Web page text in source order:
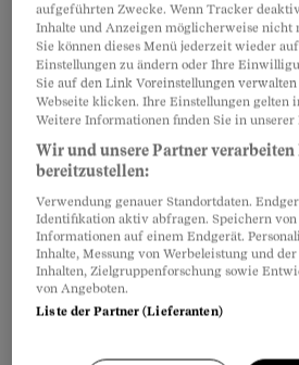
Es ist zu selbstverständlich,
den Einkaufskorb legen
werfen wir vieles davon weg,
Einkaufen nichts gedacht
Nahrungsmittel gehören aber
Abfall.
aufgeführten Zwecke. Wenn Tracker
Inhalte und Anzeigen möglicherweise nicht
Sie können dieses Menü jederzeit wieder
Einstellungen zu ändern oder Ihre
Sie auf den Link Voreinstellungen
Webseite klicken. Ihre Einstellungen gelten
Weitere Informationen finden Sie in unserer
Wir und unsere Partner verarbeiten
bereitzustellen:
Verwendung genauer Standortdaten.
Identifikation aktiv abfragen. Speichern
Informationen auf einem Endgerät.
Inhalte, Messung von Werbeleistung und
Inhalten, Zielgruppenforschung sowie
von Angeboten.
Liste der Partner (Lieferanten)